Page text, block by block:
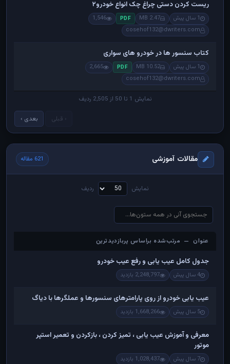
ریست کردن دستی چراغ چک انواع خودرو۲
1 سال پیش 2.47 MB
PDF
1,546
cosehof132@dwriters.com
کتاب سنسور ها در خودرو های سواری
1 سال پیش 10.52 MB
PDF
2,665
cosehof132@dwriters.com
نمایش 1 تا 50 از 2,505 ردیف
‹ قبلی بعدی ›
مقالات آموزشی 621 مقاله
نمایش ردیف
عنوان — مرتب‌شده براساس پربازدیدترین
عنوان — مرتب‌شده براساس پربازدیدترین
جدول کامل عیب یابی و رفع عیب خودرو
4 سال پیش 2,248,797 بازدید
عیب یابی خودرو از روی پارامترهای سنسورها و عملگرها با دیاگ
5 سال پیش 1,668,266 بازدید
معرفی و آموزش عیب یابی ، تمیز کردن ، بازکردن و تعمیر استپر
موتور
7 سال پیش 1,028,437 بازدید